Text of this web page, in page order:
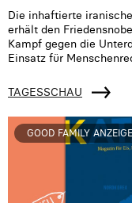
Die inhaftierte
erhält den
Kampf gegen die
Einsatz für
TAGESSCHAU
GOOD FAMILY